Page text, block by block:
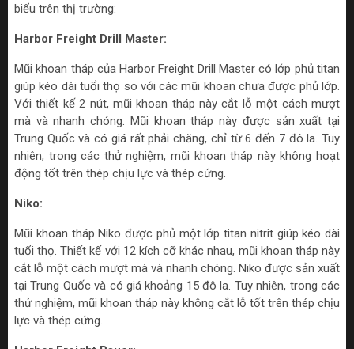
biểu trên thị trường:
Harbor Freight Drill Master:
Mũi khoan tháp của Harbor Freight Drill Master có lớp phủ titan
giúp kéo dài tuổi thọ so với các mũi khoan chưa được phủ lớp.
Với thiết kế 2 nút, mũi khoan tháp này cắt lỗ một cách mượt
mà và nhanh chóng. Mũi khoan tháp này được sản xuất tại
Trung Quốc và có giá rất phải chăng, chỉ từ 6 đến 7 đô la. Tuy
nhiên, trong các thử nghiệm, mũi khoan tháp này không hoạt
động tốt trên thép chịu lực và thép cứng.
Niko:
Mũi khoan tháp Niko được phủ một lớp titan nitrit giúp kéo dài
tuổi thọ. Thiết kế với 12 kích cỡ khác nhau, mũi khoan tháp này
cắt lỗ một cách mượt mà và nhanh chóng. Niko được sản xuất
tại Trung Quốc và có giá khoảng 15 đô la. Tuy nhiên, trong các
thử nghiệm, mũi khoan tháp này không cắt lỗ tốt trên thép chịu
lực và thép cứng.